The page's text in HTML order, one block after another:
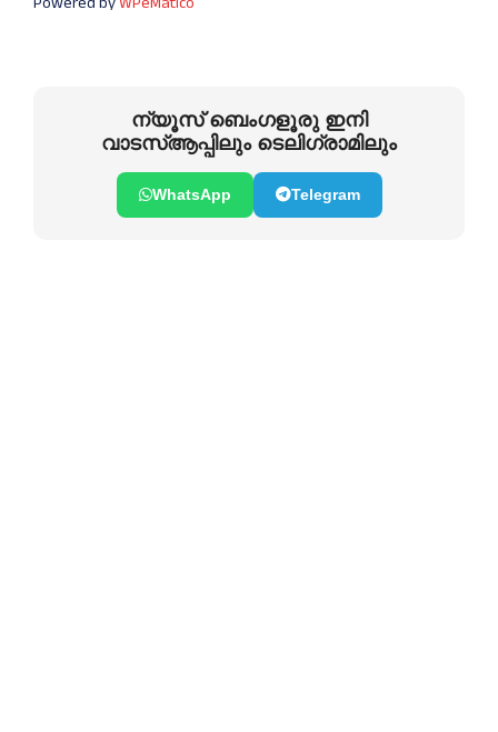
ന്യൂസ് ബെംഗളൂരു ഇനി
വാടസ്ആപ്പിലും ടെലിഗ്രാമിലും
WhatsApp Telegram